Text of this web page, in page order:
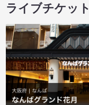
ライブチケット